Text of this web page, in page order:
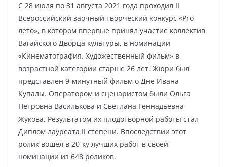
С 28 июля по 31 августа 2021 года проходил II
Всероссийский заочный творческий конкурс «Pro
лето», в котором впервые принял участие коллектив
Вагайского Дворца культуры, в номинации
«Кинематография. Художественный фильм» в
возрастной категории старше 26 лет. Жюри был
представлен 9-минутный фильм о Дне Ивана
Купалы. Оператором и сценаристом были Ольга
Петровна Василькова и Светлана Геннадьевна
Жукова. Результатом их плодотворной работы стал
Диплом лауреата II степени. Впоследствии этот
ролик вошел в 20-ку лучших работ в своей
номинации из 648 роликов.